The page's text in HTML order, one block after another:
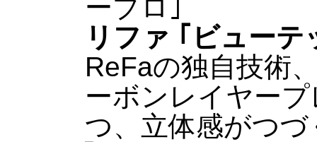
リファ ｢ビュー
ReFaの独自技術
ーボンレイヤー
つ、立体感がつ